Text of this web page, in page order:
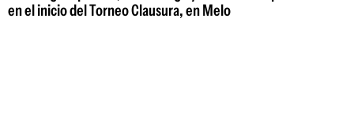
en el inicio del Torneo Clausura, en Melo